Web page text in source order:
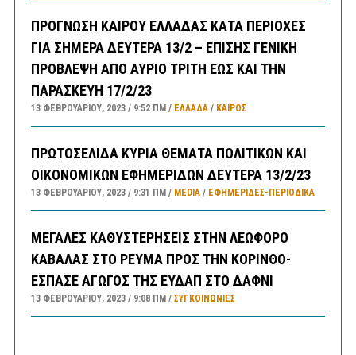
ΠΡΟΓΝΩΣΗ ΚΑΙΡΟΥ ΕΛΛΑΔΑΣ ΚΑΤΑ ΠΕΡΙΟΧΕΣ
ΓΙΑ ΣΗΜΕΡΑ ΔΕΥΤΕΡΑ 13/2 – ΕΠΙΣΗΣ ΓΕΝΙΚΗ
ΠΡΟΒΛΕΨΗ ΑΠΟ ΑΥΡΙΟ ΤΡΙΤΗ ΕΩΣ ΚΑΙ ΤΗΝ
ΠΑΡΑΣΚΕΥΗ 17/2/23
13 ΦΕΒΡΟΥΑΡΊΟΥ, 2023 9:52 ΠΜ ΕΛΛΑΔA/ ΚΑΙΡΌΣ
ΠΡΩΤΟΣΕΛΙΔΑ ΚΥΡΙΑ ΘΕΜΑΤΑ ΠΟΛΙΤΙΚΩΝ ΚΑΙ
ΟΙΚΟΝΟΜΙΚΩΝ ΕΦΗΜΕΡΙΔΩΝ ΔΕΥΤΕΡΑ 13/2/23
13 ΦΕΒΡΟΥΑΡΊΟΥ, 2023 9:31 ΠΜ MEDIA/ ΕΦΗΜΕΡΊΔΕΣ-ΠΕΡΙΟΔΙΚΆ
ΜΕΓΑΛΕΣ ΚΑΘΥΣΤΕΡΗΣΕΙΣ ΣΤΗΝ ΛΕΩΦΟΡΟ
ΚΑΒΑΛΑΣ ΣΤΟ ΡΕΥΜΑ ΠΡΟΣ ΤΗΝ ΚΟΡΙΝΘΟ-
ΕΣΠΑΣΕ ΑΓΩΓΟΣ ΤΗΣ ΕΥΔΑΠ ΣΤΟ ΔΑΦΝΙ
13 ΦΕΒΡΟΥΑΡΊΟΥ, 2023 9:08 ΠΜ ΣΥΓΚΟΙΝΩΝΊΕΣ